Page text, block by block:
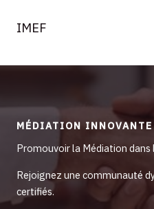
IMEF
MÉDIATION INNOVANTE
Promouvoir la Médiation dans
Rejoignez une communauté
certifiés.